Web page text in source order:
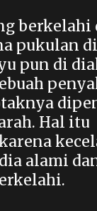
pukulan
pun di
Hal itu
alami